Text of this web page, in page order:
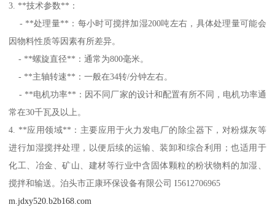
3. **技术参数**：
- **处理量**：每小时可搅拌加湿200吨左右，具体处理量可能会
因物料性质等因素有所差异。
- **螺旋直径**：通常为800毫米。
- **主轴转速**：一般在34转/分钟左右。
- **电机功率**：因不同厂家的设计和配置有所不同，电机功率通
常在30千瓦及以上。
4. **应用领域**：主要应用于火力发电厂的除尘器下，对粉煤灰等
进行加湿搅拌处理，以便后续的运输、装卸和综合利用；也适用于
化工、冶金、矿山、建材等行业中含固体颗粒的粉状物料的加湿、
搅拌和输送。泊头市正康环保设备有限公司 I5612706965
m.jdxy520.b2b168.com